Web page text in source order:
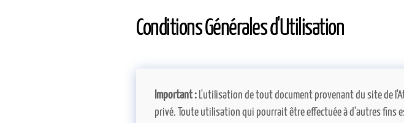
Conditions Générales d'Utilisation
Important : L'utilisation de tout document provenant du site de
privé. Toute utilisation qui pourrait être effectuée à d'autres fins